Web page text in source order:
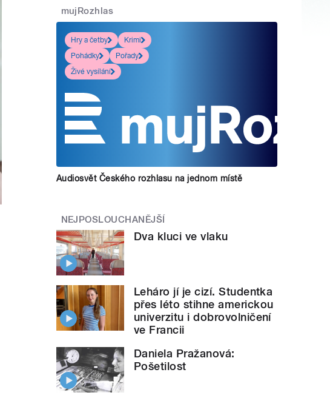
mujRozhlas
Hry a četby
Krimi
Pohádky
Pořady
Živé vysílání
Audiosvět Českého rozhlasu na jednom místě
NEJPOSLOUCHANĚJŠÍ
Dva kluci ve vlaku
Leháro jí je cizí. Studentka
přes léto stihne americkou
univerzitu i dobrovolničení
ve Francii
Daniela Pražanová:
Pošetilost